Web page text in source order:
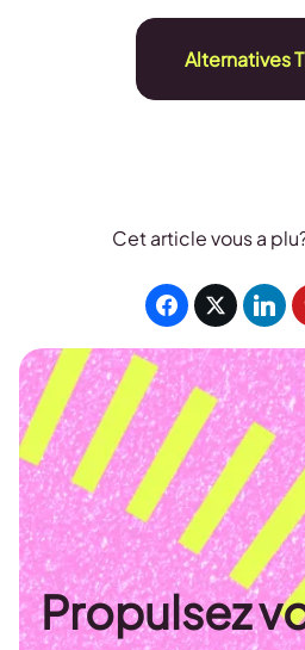
Alternatives
Cet article vous a
Propulsez